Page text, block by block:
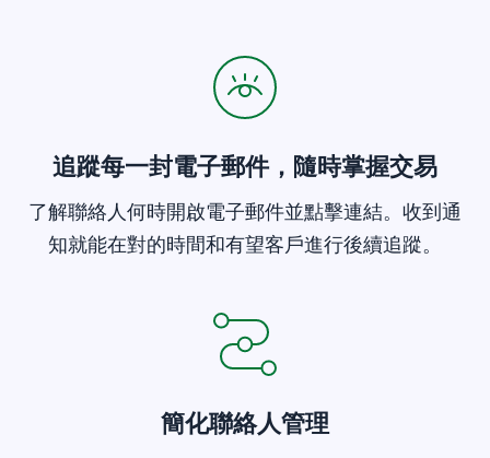
追蹤每一封電子郵件，隨時掌握交易
了解聯絡人何時開啟電子郵件並點擊連結。收到通
知就能在對的時間和有望客戶進行後續追蹤。
簡化聯絡人管理